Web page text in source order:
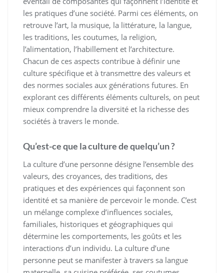
les pratiques d’une société. Parmi ces éléments, on
retrouve l’art, la musique, la littérature, la langue,
les traditions, les coutumes, la religion,
l’alimentation, l’habillement et l’architecture.
Chacun de ces aspects contribue à définir une
culture spécifique et à transmettre des valeurs et
des normes sociales aux générations futures. En
explorant ces différents éléments culturels, on peut
mieux comprendre la diversité et la richesse des
sociétés à travers le monde.
Qu’est-ce que la culture de quelqu’un ?
La culture d’une personne désigne l’ensemble des
valeurs, des croyances, des traditions, des
pratiques et des expériences qui façonnent son
identité et sa manière de percevoir le monde. C’est
un mélange complexe d’influences sociales,
familiales, historiques et géographiques qui
détermine les comportements, les goûts et les
interactions d’un individu. La culture d’une
personne peut se manifester à travers sa langue